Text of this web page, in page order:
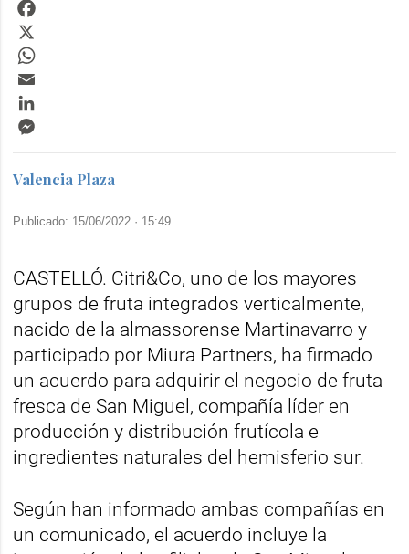
Valencia Plaza
Publicado: 15/06/2022 · 15:49
CASTELLÓ. Citri&Co, uno de los mayores
grupos de fruta integrados verticalmente,
nacido de la almassorense Martinavarro y
participado por Miura Partners, ha firmado
un acuerdo para adquirir el negocio de fruta
fresca de San Miguel, compañía líder en
producción y distribución frutícola e
ingredientes naturales del hemisferio sur.
Según han informado ambas compañías en
un comunicado, el acuerdo incluye la